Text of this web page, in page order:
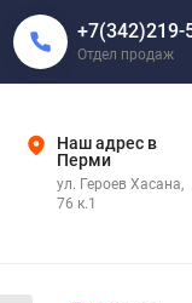
+7(342)219-
Отдел продаж
Наш адрес в
Перми
ул. Героев Хасана,
76 к.1